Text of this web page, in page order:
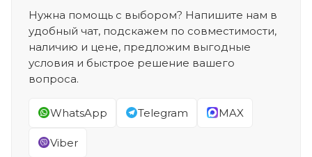
Нужна помощь с выбором? Напишите нам в
удобный чат, подскажем по совместимости,
наличию и цене, предложим выгодные
условия и быстрое решение вашего
вопроса.
WhatsApp Telegram MAX
Viber